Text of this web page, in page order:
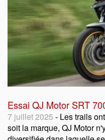
Essai QJ Motor SRT
7 juillet 2025 - Les trails
soit la marque, QJ Motor